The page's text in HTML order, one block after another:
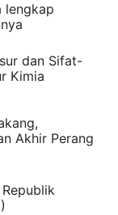
lengkap
dan Sifat-
Kimia
Akhir Perang